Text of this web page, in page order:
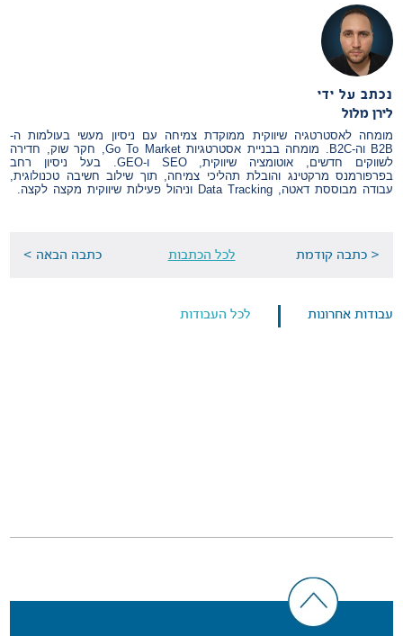
נכתב על ידי
לירן מלול
מומחה לאסטרטגיה שיווקית ממוקדת צמיחה עם ניסיון מעשי בעולמות ה-
B2B וה-B2C. מומחה בבניית אסטרטגיות Go To Market, חקר שוק, חדירה
לשווקים חדשים, אוטומציה שיווקית, SEO ו-GEO. בעל ניסיון רחב
בפרפורמנס מרקטינג והובלת תהליכי צמיחה, תוך שילוב חשיבה טכנולוגית,
עבודה מבוססת דאטה, Data Tracking וניהול פעילות שיווקית מקצה לקצה.
< כתבה קודמת לכל הכתבות כתבה הבאה >
עבודות אחרונות לכל העבודות